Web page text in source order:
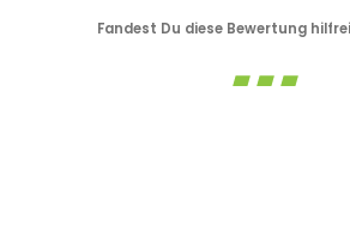
Fandest Du diese Bewertung